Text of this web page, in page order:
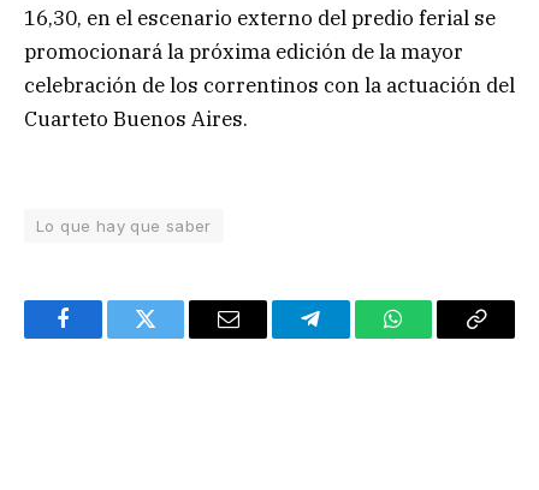
16,30, en el escenario externo del predio ferial se
promocionará la próxima edición de la mayor
celebración de los correntinos con la actuación del
Cuarteto Buenos Aires.
Lo que hay que saber
FacebookTwitter Email TelegramWhatsAppCopy